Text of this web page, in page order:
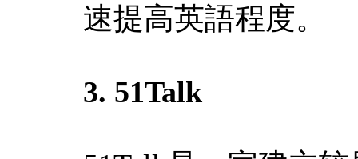
速提高英語程度。
3. 51Talk